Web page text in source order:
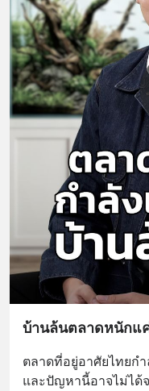
บ้านล้นตลาดหนักแ
ตลาดที่อยู่อาศัยไทยก
และปัญหานี้อาจไม่ได้